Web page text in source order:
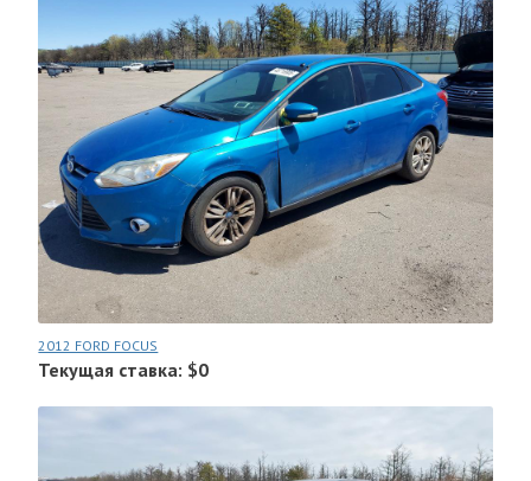
2012 FORD FOCUS
Текущая ставка: $0